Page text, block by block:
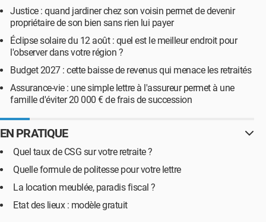
Justice : quand jardiner chez son voisin permet de devenir
propriétaire de son bien sans rien lui payer
Éclipse solaire du 12 août : quel est le meilleur endroit pour
l'observer dans votre région ?
Budget 2027 : cette baisse de revenus qui menace les retraités
Assurance-vie : une simple lettre à l'assureur permet à une
famille d'éviter 20 000 € de frais de succession
EN PRATIQUE
Quel taux de CSG sur votre retraite ?
Quelle formule de politesse pour votre lettre
La location meublée, paradis fiscal ?
Etat des lieux : modèle gratuit